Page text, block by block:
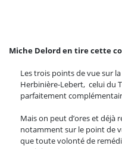
Miche Delord en tire cette
Les trois points de vue sur
Herbinière-Lebert, celui du
parfaitement
Mais on peut d’ores et déjà
notamment sur le point de
que toute volonté de